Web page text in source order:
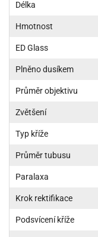
Délka
Hmotnost
ED Glass
Plněno dusíkem
Průměr objektivu
Zvětšení
Typ kříže
Průměr tubusu
Paralaxa
Krok rektifikace
Podsvícení kříže